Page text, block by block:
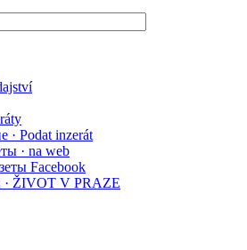
· Podat inzerát
· na web
Facebook
ŽIVOT V PRAZE